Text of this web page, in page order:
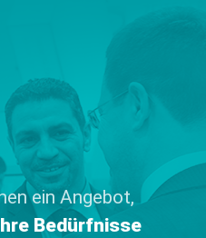
ein Angebot,
Bedürfnisse